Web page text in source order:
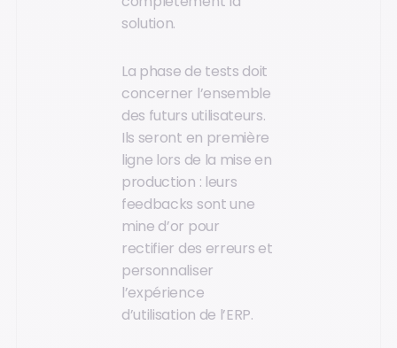
solution.
La phase de tests doit
concerner l’ensemble
des futurs utilisateurs.
Ils seront en première
ligne lors de la mise en
production : leurs
feedbacks sont une
mine d’or pour
rectifier des erreurs et
personnaliser
l’expérience
d’utilisation de l’ERP.